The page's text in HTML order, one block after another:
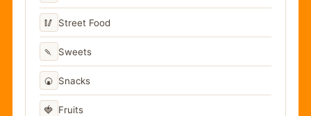
🥢 Street Food
🍡 Sweets
🍘 Snacks
🍓 Fruits